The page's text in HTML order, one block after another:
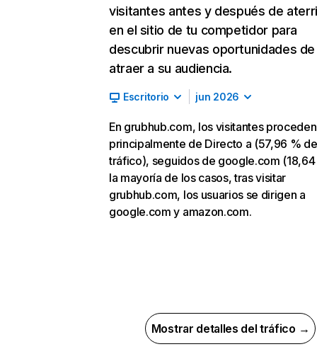
visitantes antes y después de
en el sitio de tu competidor para
descubrir nuevas oportunidades de
atraer a su audiencia.
Escritorio jun 2026
En grubhub.com, los visitantes proceden
principalmente de Directo a (57,96 % de
tráfico), seguidos de google.com (18,64
la mayoría de los casos, tras visitar
grubhub.com, los usuarios se dirigen a
google.com y amazon.com.
Mostrar detalles del tráfico →